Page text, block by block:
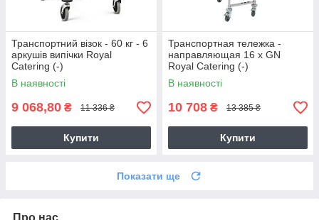
Транспортний візок - 60 кг - 6
аркушів випічки Royal
Catering (-)
В наявності
9 068,80 ₴ 11 336 ₴
Купити
Транспортная тележка -
направляющая 16 x GN
Royal Catering (-)
В наявності
10 708 ₴ 13 385 ₴
Купити
Показати ще